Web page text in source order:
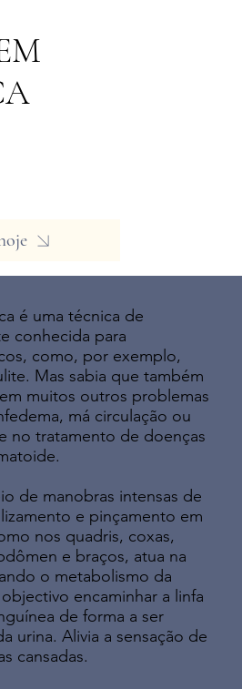
é uma técnica de
conhecida para
como, por exemplo,
Mas sabia que também
muitos outros problemas
má circulação ou
no tratamento de doenças
de manobras intensas de
e pinçamento em
nos quadris, coxas,
e braços, atua na
o metabolismo da
encaminhar a linfa
de forma a ser
urina. Alivia a sensação de
cansadas.